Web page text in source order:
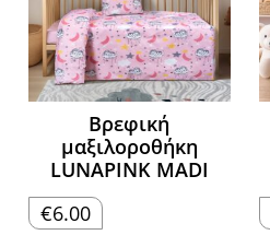
Βρεφική
μαξιλοροθήκη
LUNAPINK MADI
€6.00